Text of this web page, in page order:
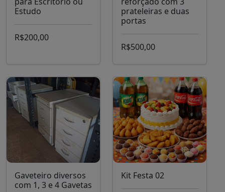
Estudo
R$200,00
prateleiras e duas
portas
R$500,00
Gaveteiro diversos
com 1, 3 e 4 Gavetas
Kit Festa 02